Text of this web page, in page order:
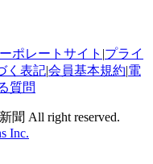
ポレートサイト |プライ
く表記|会員基本規約|電
質問
聞 All right reserved.
Inc.